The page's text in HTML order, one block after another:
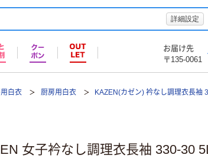
詳細設定
お届け先
〒135-0061
白衣 厨房用白衣 KAZEN(カゼン) 衿なし調理衣長袖
女子衿なし調理衣長袖 330-30